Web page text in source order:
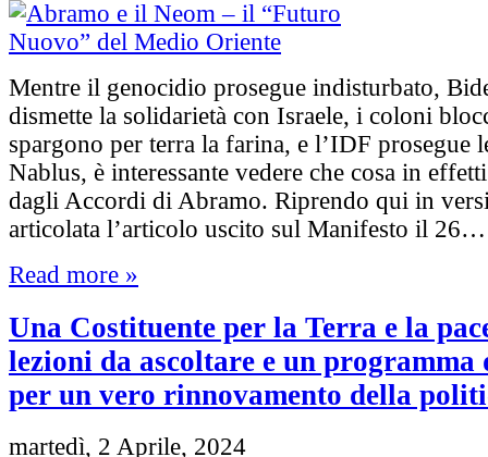
Mentre il genocidio prosegue indisturbato,
dismette la solidarietà con Israele, i coloni
spargono per terra la farina, e l’IDF prosegue
Nablus, è interessante vedere che cosa in
dagli Accordi di Abramo. Riprendo qui in
articolata l’articolo uscito sul Manifesto il 26…
Read more »
Una Costituente per la Terra e la
lezioni da ascoltare e un
per un vero rinnovamento della
martedì, 2 Aprile, 2024